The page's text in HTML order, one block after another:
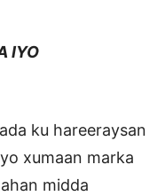
ku hareeraysan
xumaan marka
midda